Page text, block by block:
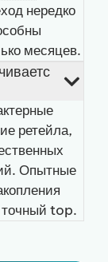
нередко
месяцев.
ретейла,
Опытные
точный top.